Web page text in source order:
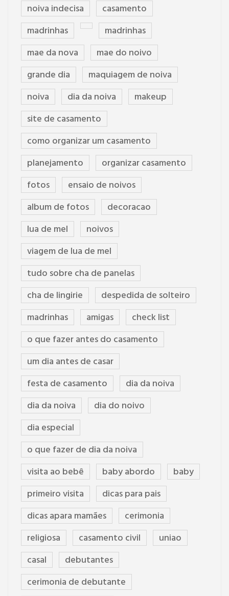
noiva indecisa
casamento
madrinhas
madrinhas
mae da nova
mae do noivo
grande dia
maquiagem de noiva
noiva
dia da noiva
makeup
site de casamento
como organizar um casamento
planejamento
organizar casamento
fotos
ensaio de noivos
album de fotos
decoracao
lua de mel
noivos
viagem de lua de mel
tudo sobre cha de panelas
cha de lingirie
despedida de solteiro
madrinhas
amigas
check list
o que fazer antes do casamento
um dia antes de casar
festa de casamento
dia da noiva
dia da noiva
dia do noivo
dia especial
o que fazer de dia da noiva
visita ao bebê
baby abordo
baby
primeiro visita
dicas para pais
dicas apara mamães
cerimonia
religiosa
casamento civil
uniao
casal
debutantes
cerimonia de debutante